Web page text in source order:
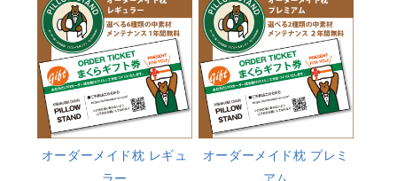
オーダーメイド枕 レギュ
ラー
オーダーメイド枕 プレミ
アム